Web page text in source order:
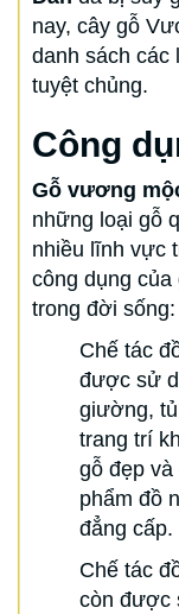
nay, cây gỗ
danh sách các
tuyệt chủng.
Công
Gỗ vương
những loại gỗ
nhiều lĩnh vực
công dụng của
trong đời sống:
Chế tác
được sử
giường,
trang trí
gỗ đẹp và
phẩm đồ
đẳng cấp.
Chế tác
còn được